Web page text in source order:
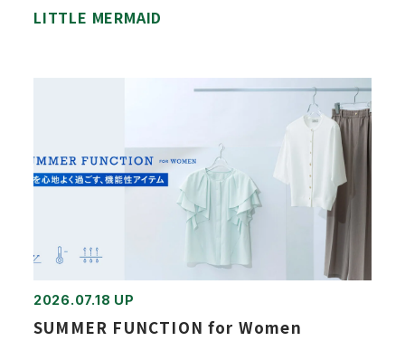
LITTLE MERMAID
2026.07.18 UP
SUMMER FUNCTION for Women